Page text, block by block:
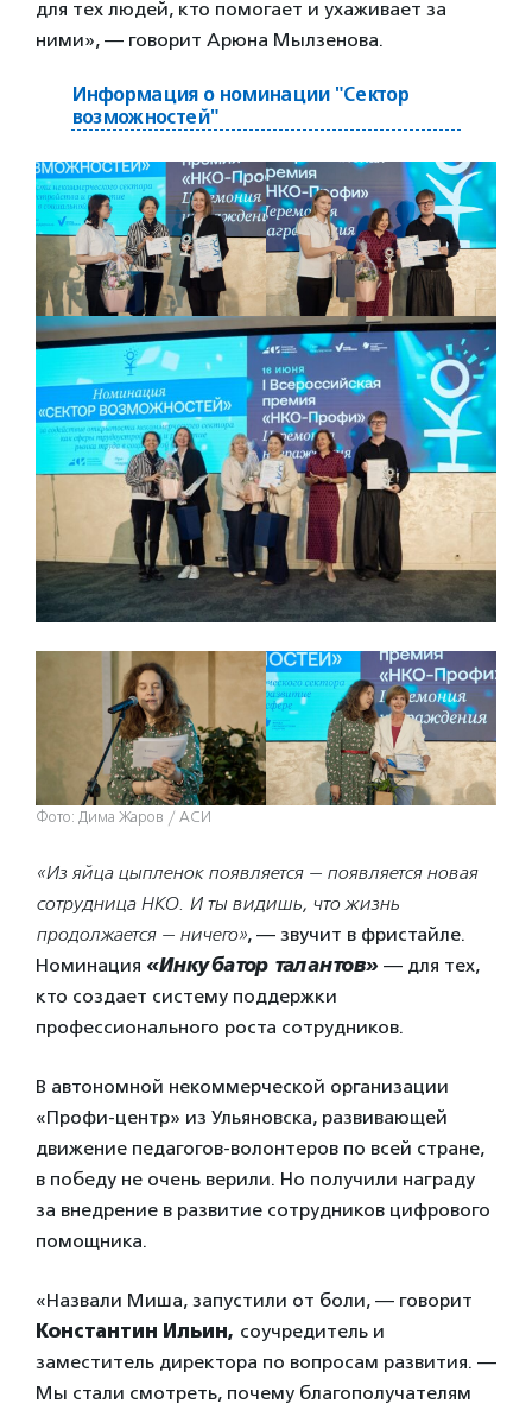
для тех людей, кто помогает и ухаживает за
ними», — говорит Арюна Мылзенова.
Информация о номинации "Сектор
возможностей"
Фото: Дима Жаров / АСИ
«Из яйца цыпленок появляется — появляется новая
сотрудница НКО. И ты видишь, что жизнь
продолжается — ничего», — звучит в фристайле.
Номинация «Инкубатор талантов» — для тех,
кто создает систему поддержки
профессионального роста сотрудников.
В автономной некоммерческой организации
«Профи-центр» из Ульяновска, развивающей
движение педагогов-волонтеров по всей стране,
в победу не очень верили. Но получили награду
за внедрение в развитие сотрудников цифрового
помощника.
«Назвали Миша, запустили от боли, — говорит
Константин Ильин, соучредитель и
заместитель директора по вопросам развития. —
Мы стали смотреть, почему благополучателям